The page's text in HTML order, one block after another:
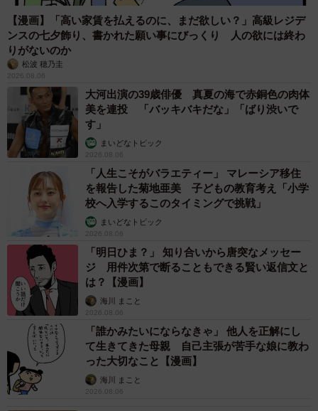
【漫画】「高い家賃を払えるのに、まだ欲しい？」高級レジデ
ンスの七夕飾り、書かれた願い事にびっくり 人の欲には終わ
りがないのか
松波 穂乃圭
2026.08.06
大河出演の39歳俳優 真夏の海で赤銅色の肉体
美を連投 「バッキバキだな」「ばり渋いで
す」
まいどなトピック
2026.08.06
「人生こそがバラエティー」 マレーシア移住
を報告した菊地亜美 子どもの教育考え「小学
校へ入学するこのタイミングで挑戦」
まいどなトピック
2026.08.06
「明日ひま？」 知り合いから唐突なメッセー
ジ 用件次第で断ることもできる賢い返信文と
は？【漫画】
海川 まこと
2026.08.06
「誰かみたいにならなきゃ」 他人を正解にし
て生きてきた母親 自己主張が苦手な娘に教わ
った大切なこと【漫画】
海川 まこと
2026.08.06